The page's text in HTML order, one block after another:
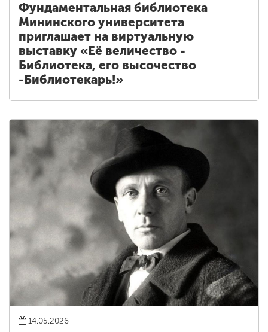
Фундаментальная библиотека
Мининского университета
приглашает на виртуальную
выставку «Её величество -
Библиотека, его высочество
-Библиотекарь!»
14.05.2026